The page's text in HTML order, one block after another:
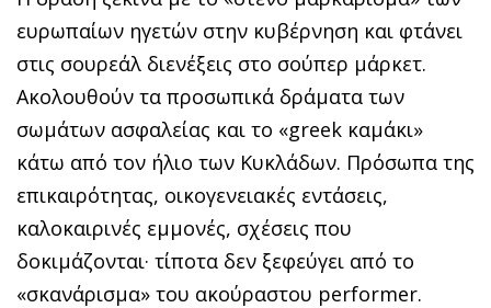
ευρωπαίων ηγετών στην κυβέρνηση και φτάνει
στις σουρεάλ διενέξεις στο σούπερ μάρκετ.
Ακολουθούν τα προσωπικά δράματα των
σωμάτων ασφαλείας και το «greek καμάκι»
κάτω από τον ήλιο των Κυκλάδων. Πρόσωπα της
επικαιρότητας, οικογενειακές εντάσεις,
καλοκαιρινές εμμονές, σχέσεις που
δοκιμάζονται· τίποτα δεν ξεφεύγει από το
«σκανάρισμα» του ακούραστου performer.